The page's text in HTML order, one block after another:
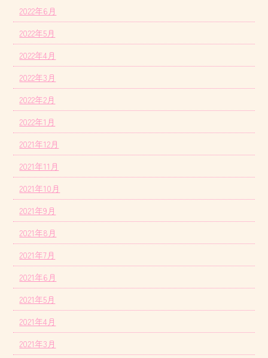
2022年6月
2022年5月
2022年4月
2022年3月
2022年2月
2022年1月
2021年12月
2021年11月
2021年10月
2021年9月
2021年8月
2021年7月
2021年6月
2021年5月
2021年4月
2021年3月